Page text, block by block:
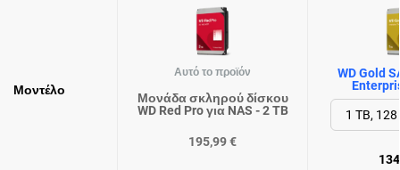
Μοντέλο
Αυτό το προϊόν
Μονάδα σκληρού δίσκου
WD Red Pro για NAS - 2 TB
195,99 €
WD Gold